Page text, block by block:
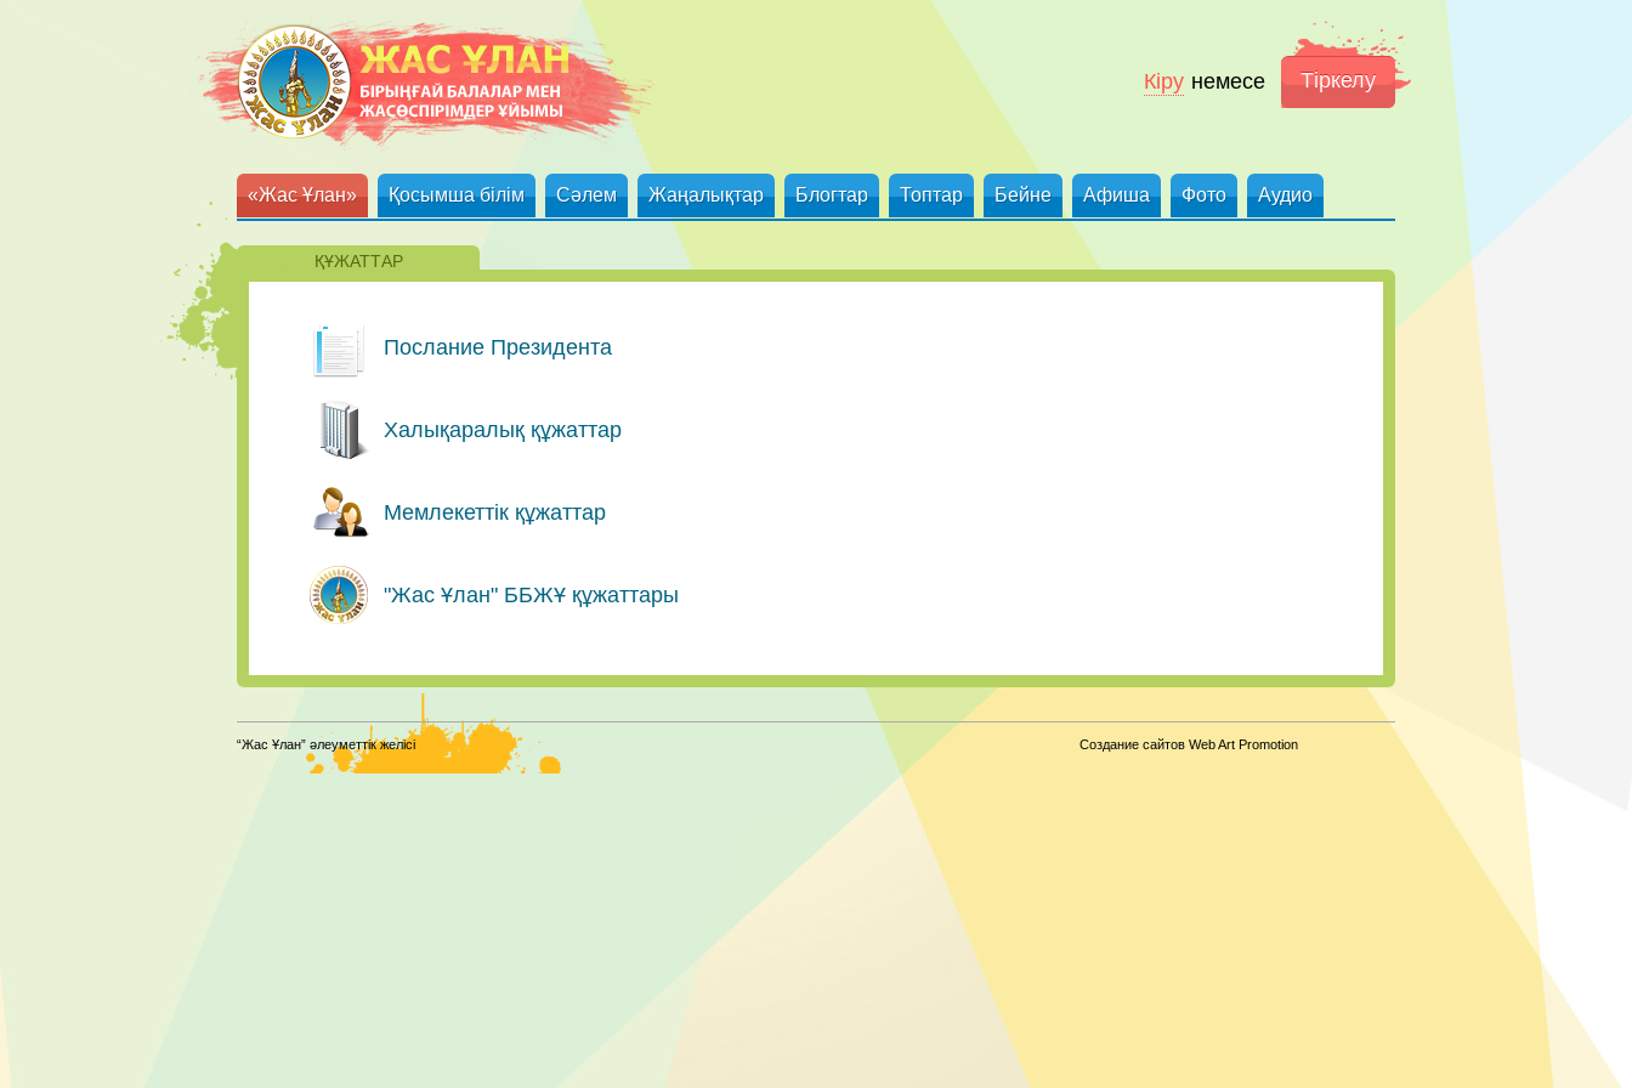
Кіру немесе Тіркелу
«Жас Ұлан» Қосымша білім Сәлем Жаңалықтар Блогтар Топтар Бейне Афиша Фото Аудио
ҚҰЖАТТАР
Послание Президента
Халықаралық құжаттар
Мемлекеттік құжаттар
"Жас Ұлан" ББЖҰ құжаттары
“Жас Ұлан” әлеуметтік желісі Создание сайтов Web Art Promotion